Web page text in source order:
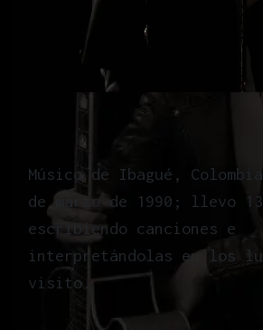
Músico de Ibagué,
de marzo de 1990; llevo
escribiendo canciones e
interpretándolas en los
visito.